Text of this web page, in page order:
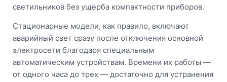
светильников без ущерба компактности приборов.
Стационарные модели, как правило, включают
аварийный свет сразу после отключения основной
электросети благодаря специальным
автоматическим устройствам. Времени их работы —
от одного часа до трех — достаточно для устранения